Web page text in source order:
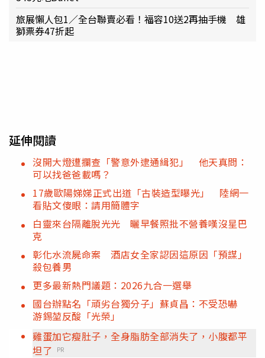
旅展懶人包1／全台聯賣必看！福容10送2再抽手機 雄
獅票券47折起
延伸閱讀
沒開大燈遭攔查「警意外逮通緝犯」 他天真問：
可以找爸爸載嗎？
17歲歐陽娣娣正式出道「古裝造型曝光」 陸網一
看貼文傻眼：請用簡體字
白靈來台隔離脫光光 曬早餐照批不營養嘆沒星巴
克
彰化水流屍命案 酒店女全家認因這原因「預謀」
殺包養男
更多最新熱門議題：2026九合一選舉
國台辦點名「頑劣台獨分子」蘇貞昌：不受恐嚇
游錫堃反酸「光榮」
雞蛋加它瘦肚子，全身脂肪全部消失了，小腹都平
坦了
PR